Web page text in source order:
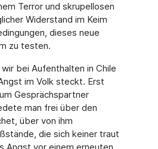
Terror und skrupellosen
Widerstand im Keim
dieses neue
zu testen.
bei Aufenthalten in Chile
im Volk steckt. Erst
Gesprächspartner
man frei über den
über von ihm
die sich keiner traut